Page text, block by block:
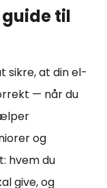
til
sikre, at din el-
— når du
og
hvem du
give, og